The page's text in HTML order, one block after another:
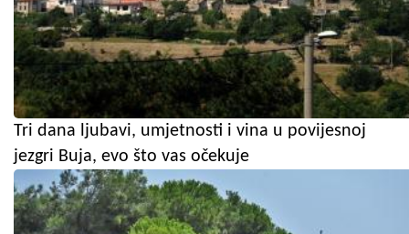
Tri dana ljubavi, umjetnosti i vina u povijesnoj
jezgri Buja, evo što vas očekuje